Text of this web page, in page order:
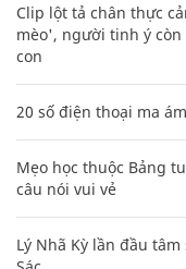
Clip lột tả chân thực
mèo', người tinh ý
con
20 số điện thoại ma
Mẹo học thuộc Bảng
câu nói vui vẻ
Lý Nhã Kỳ lần đầu